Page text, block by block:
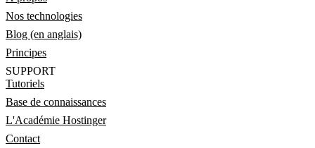
Nos technologies
Blog (en anglais)
Principes
SUPPORT
Tutoriels
Base de connaissances
L'Académie Hostinger
Contact